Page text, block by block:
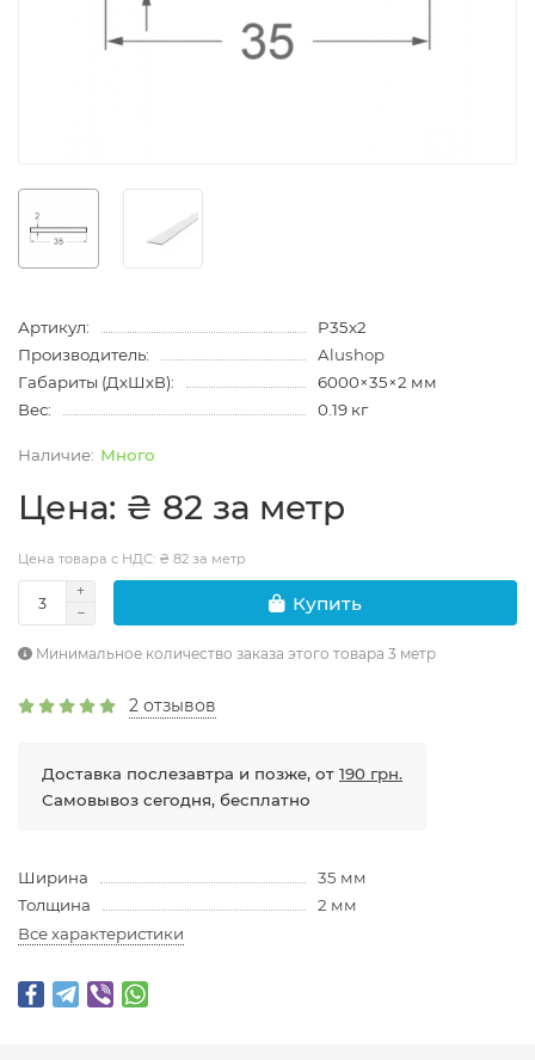
Артикул:
P35x2
Производитель:
Alushop
Габариты (ДхШхВ):
6000×35×2 мм
Вес:
0.19 кг
Много
Цена: ₴ 82 за метр
Цена товара с НДС: ₴ 82 за метр
Купить
Минимальное количество заказа этого товара 3 метр
2 отзывов
Доставка послезавтра и позже, от 190 грн.
Самовывоз сегодня, бесплатно
Ширина
35 мм
Толщина
2 мм
Все характеристики